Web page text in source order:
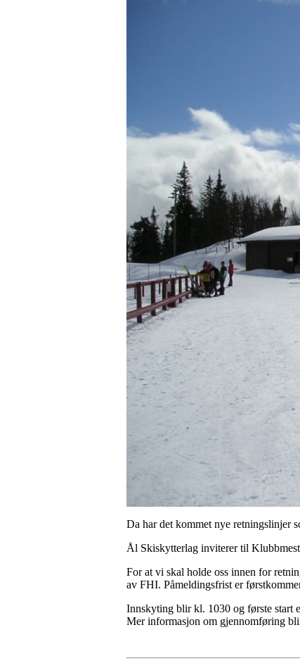
Da har det kommet nye retningslinjer
Ål Skiskytterlag inviterer til
For at vi skal holde oss innen for
av FHI. Påmeldingsfrist er
Innskyting blir kl. 1030 og første start
Mer informasjon om gjennomføring